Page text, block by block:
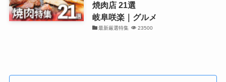
焼肉店 21選
岐阜咲楽｜グルメ
最新厳選特集 23500